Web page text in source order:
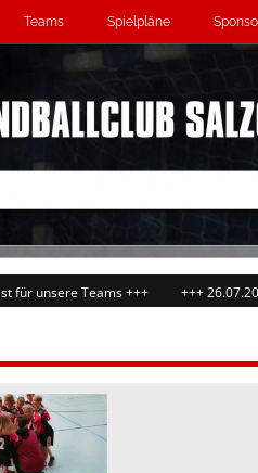
Teams Spielpläne
Teams +++ +++ 26.07.2022: